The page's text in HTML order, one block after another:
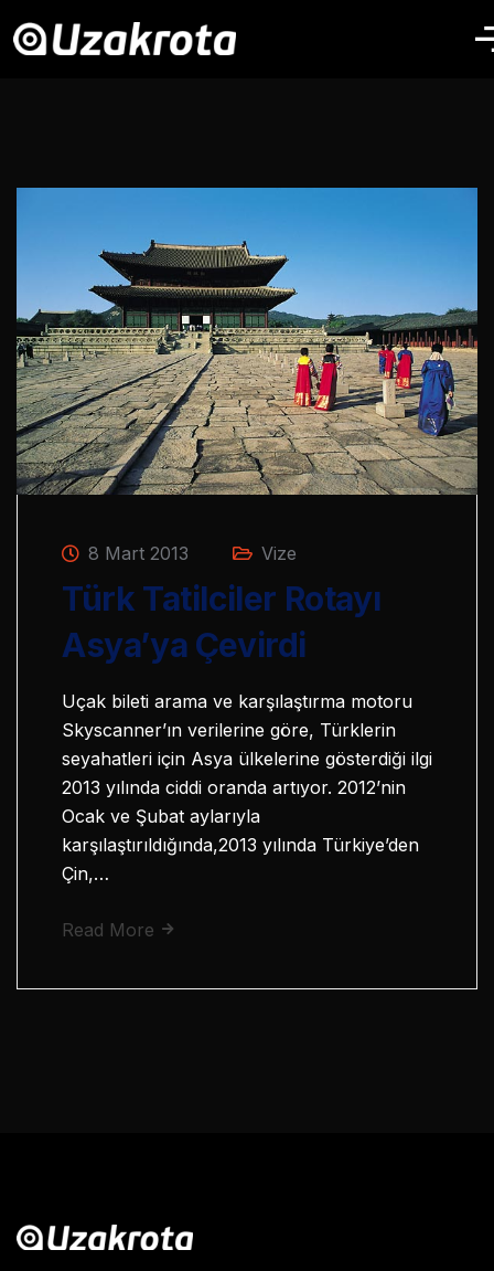
8 Mart 2013 Vize
Türk Tatilciler Rotayı
Asya’ya Çevirdi
Uçak bileti arama ve karşılaştırma motoru
Skyscanner’ın verilerine göre, Türklerin
seyahatleri için Asya ülkelerine gösterdiği ilgi
2013 yılında ciddi oranda artıyor. 2012’nin
Ocak ve Şubat aylarıyla
karşılaştırıldığında,2013 yılında Türkiye’den
Çin,…
Read More